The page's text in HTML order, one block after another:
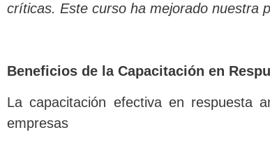
críticas. Este curso ha mejorado nuestra
Beneficios de la Capacitación en
La capacitación efectiva en respuesta
empresas